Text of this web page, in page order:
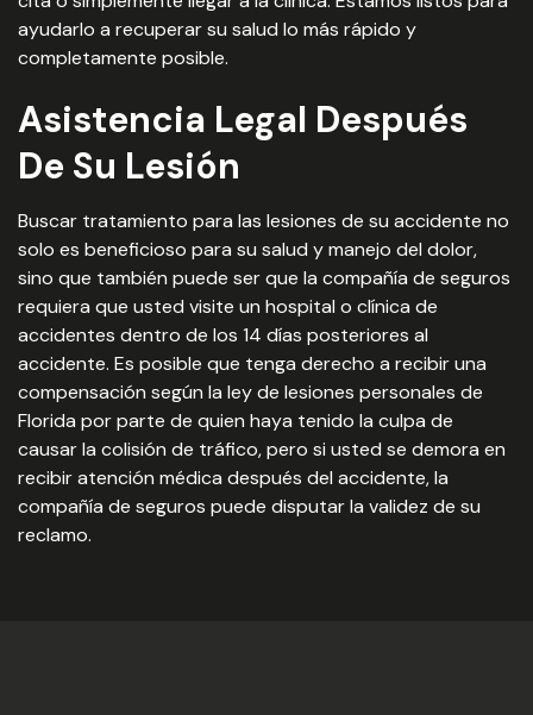
ayudarlo a recuperar su salud lo más rápido y
completamente posible.
Asistencia Legal Después
De Su Lesión
Buscar tratamiento para las lesiones de su accidente no
solo es beneficioso para su salud y manejo del dolor,
sino que también puede ser que la compañía de seguros
requiera que usted visite un hospital o clínica de
accidentes dentro de los 14 días posteriores al
accidente. Es posible que tenga derecho a recibir una
compensación según la ley de lesiones personales de
Florida por parte de quien haya tenido la culpa de
causar la colisión de tráfico, pero si usted se demora en
recibir atención médica después del accidente, la
compañía de seguros puede disputar la validez de su
reclamo.